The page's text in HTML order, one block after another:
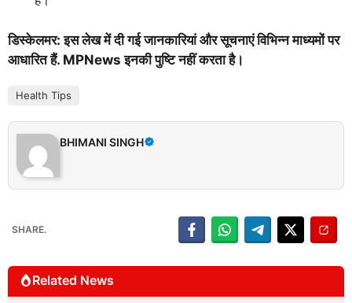
डिस्केलमर: इस लेख में दी गई जानकारियां और सूचनाएं विभिन्न माध्यमों पर
आधारित हैं. MPNews इनकी पुष्टि नहीं करता है।
Health Tips
BHIMANI SINGH
SHARE.
Related News